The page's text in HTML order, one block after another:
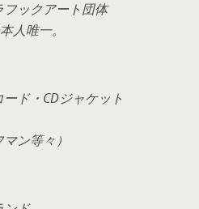
ックアート団体
人唯一。
ド・CDジャケット
ン等々）